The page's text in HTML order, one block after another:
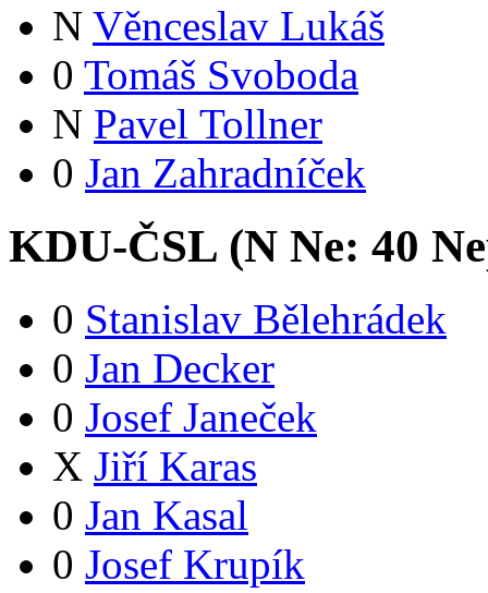
N Věnceslav Lukáš
0 Tomáš Svoboda
N Pavel Tollner
0 Jan Zahradníček
KDU-ČSL (N Ne: 40
0 Stanislav Bělehrádek
0 Jan Decker
0 Josef Janeček
X Jiří Karas
0 Jan Kasal
0 Josef Krupík